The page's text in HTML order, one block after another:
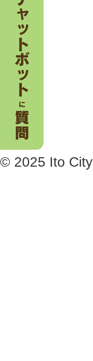
© 2025 Ito City